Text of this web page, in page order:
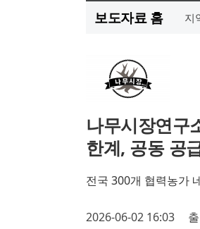
보도자료 홈 지
나무시장연구
한계, 공동 공
전국 300개 협력농가
2026-06-02 16:03